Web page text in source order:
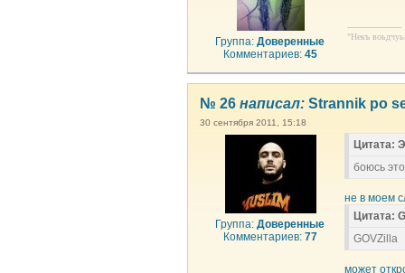
Группа:Доверенные
Комментариев: 45
--------------------
"Некъ
№ 26 написал: Strannik po
30 сентября 2011, 15:18
Группа:Доверенные
Комментариев: 77
Цитата:
боюсь
не в моем
Цитата:
GOVZilla
может